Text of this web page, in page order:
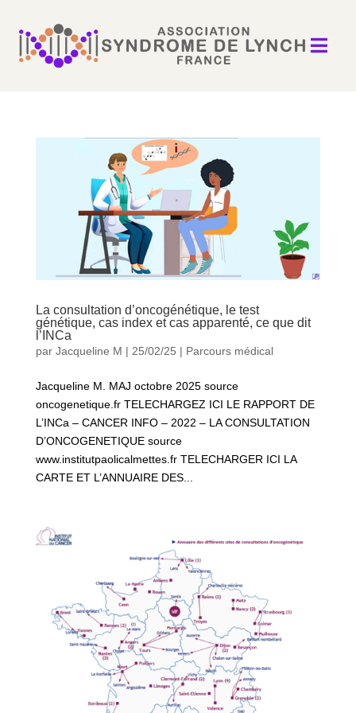

La consultation d’oncogénétique, le test
génétique, cas index et cas apparenté, ce que dit
l’INCa
par Jacqueline M | 25/02/25 | Parcours médical
Jacqueline M. MAJ octobre 2025 source
oncogenetique.fr TELECHARGEZ ICI LE RAPPORT DE
L’INCa – CANCER INFO – 2022 – LA CONSULTATION
D’ONCOGENETIQUE source
www.institutpaolicalmettes.fr TELECHARGER ICI LA
CARTE ET L’ANNUAIRE DES...